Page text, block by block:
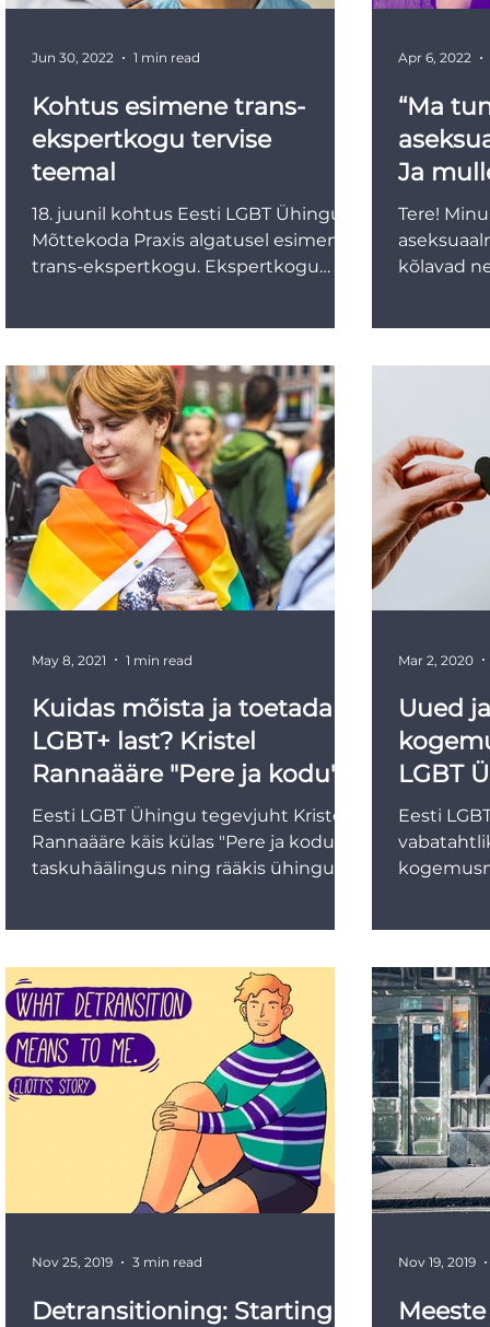
Kohtus esimene trans-
ekspertkogu tervise
teemal
18. juunil kohtus Eesti LGBT Ühingu ja
Mõttekoda Praxis algatusel esimene
trans-ekspertkogu. Ekspertkogu
Jun 30, 2022 1 min read
“Ma
Ja
Tere!
kõlavad
Apr 6, 2022
Kuidas mõista ja toetada
LGBT+ last? Kristel
Rannaääre "Pere ja kodu"
taskuhäälingus
Eesti LGBT Ühingu tegevjuht Kristel
Rannaääre käis külas "Pere ja kodu"
taskuhäälingus ning rääkis ühingu
May 8, 2021 1 min read
Uued
LGBT
Eesti
Mar 2, 2020
Detransitioning: Starting
Nov 25, 2019 3 min read Nov 19, 2019